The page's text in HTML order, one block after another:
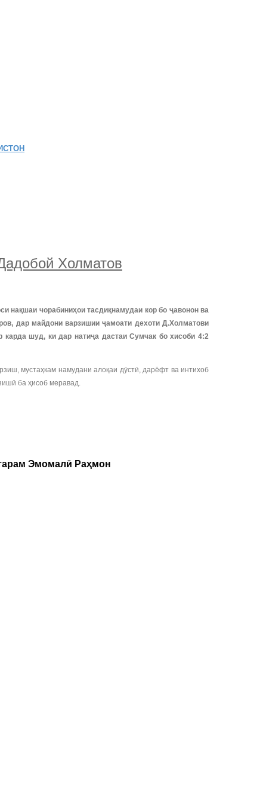
Холматов
нақшаи чорабиниҳои тасдиқнамудаи кор бо ҷавонон ва
дар майдони варзишии ҷамоати дехоти Д.Холматови
шуд, ки дар натиҷа дастаи Сумчак бо хисоби 4:2
мустаҳкам намудани алоқаи дӯстӣ, дарёфт ва интихоб
ба ҳисоб меравад.
Эмомалӣ Раҳмон